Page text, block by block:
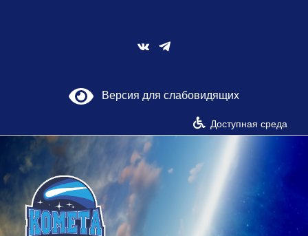
Vk
Версия для слабовидящих
Доступная среда